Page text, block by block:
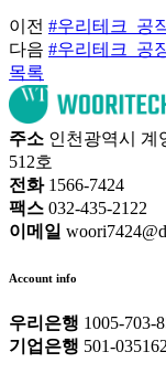
이전 #우리테크_공
다음 #우리테크_공
목록
주소 인천광역시 계
512호
전화1566-7424
팩스 032-435-2122
이메일
Account info
우리은행 1005-703-
기업은행 501-